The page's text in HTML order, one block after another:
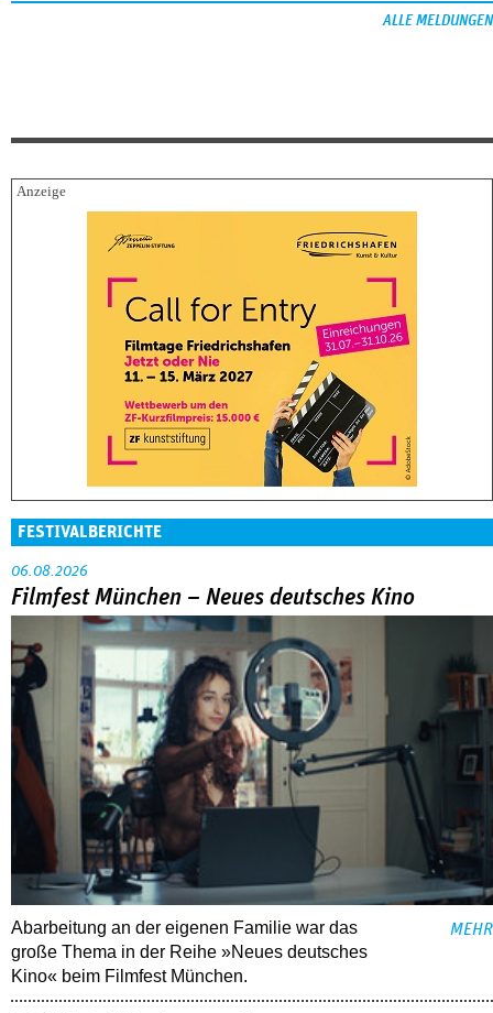
ALLE MELDUNGEN
FESTIVALBERICHTE
06.08.2026
Filmfest München – Neues deutsches Kino
Abarbeitung an der eigenen Familie war das
große Thema in der Reihe »Neues deutsches
Kino« beim Filmfest München.
MEHR